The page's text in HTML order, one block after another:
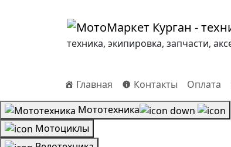
техника, экипировка, запчасти,
Главная Контакты Оплата
Мототехника
Мотоциклы